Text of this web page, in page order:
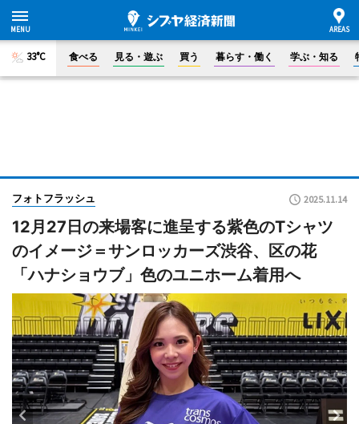
33°C 食べる 見る・遊ぶ 買う 暮らす・働く 学ぶ・知る
フォトフラッシュ 2025.11.14
12月27日の来場客に進呈する紫色のTシャツ
のイメージ＝サンロッカーズ渋谷、区の花
「ハナショウブ」色のユニホーム着用へ